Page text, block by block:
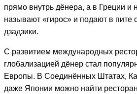
прямо внутрь дёнера, а в Греции и
называют «гирос» и подают в пите
дзадзики.
С развитием международных
глобализацией дёнер стал
Европы. В Соединённых Штатах,
даже Японии можно найти